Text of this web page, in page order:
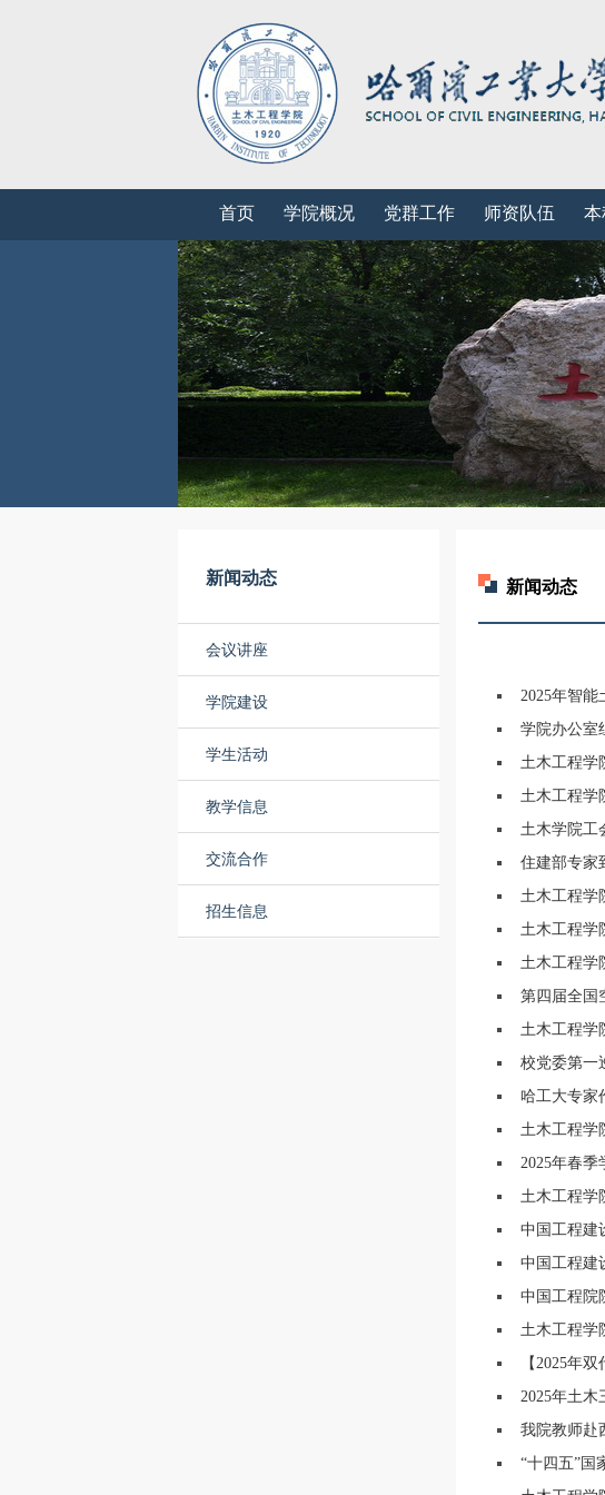
首页 学院概况 党群工作 师资队伍 本
新闻动态
会议讲座
学院建设
学生活动
教学信息
交流合作
招生信息
新闻动态
2025年智
学院办公室
土木工程学
土木工程学
土木学院工
住建部专家
土木工程学
土木工程学
土木工程学
第四届全国
土木工程学
校党委第一
哈工大专家
土木工程学
2025年春
土木工程学
中国工程建
中国工程建
中国工程院
土木工程学
【2025年
2025年土木
我院教师赴
“十四五”国